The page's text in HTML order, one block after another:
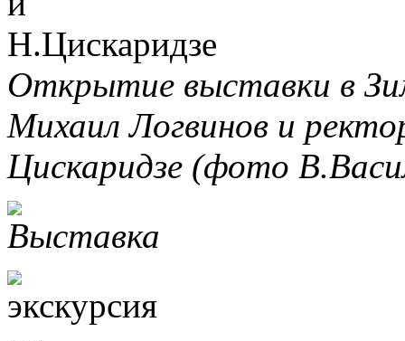
Открытие выставки в
Михаил Логвинов и
Цискаридзе (фото